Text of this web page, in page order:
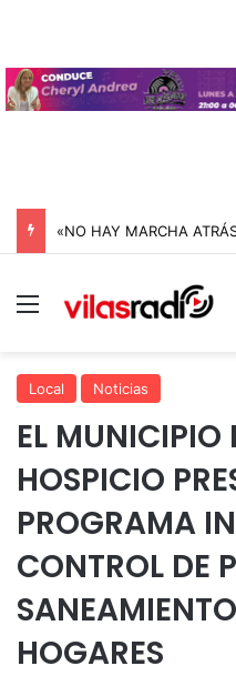
Menú
Local Noticias
EL MUNICIPIO
HOSPICIO
PROGRAMA
CONTROL DE
HOGARES